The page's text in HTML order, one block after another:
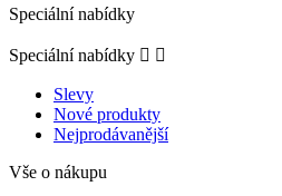
Speciální nabídky
Speciální nabídky  
Slevy
Nové produkty
Nejprodávanější
Vše o nákupu